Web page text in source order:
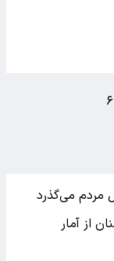
۶
مردم می‌گذرد
از آمار